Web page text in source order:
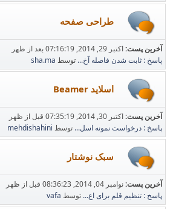
طراحی صفحه
آخرین پست:اکتبر 29, 2014, 07:16:19 بعد از ظهر
پاسخ : ثابت شدن فاصله آخ... توسط sha.ma
اسلاید Beamer
آخرین پست:اکتبر 30, 2014, 07:35:19 قبل از ظهر
پاسخ : درخواست نمونه اسل... توسط mehdishahini
سبک نوشتار
آخرین پست:نوامبر 04, 2014, 08:36:23 قبل از ظهر
پاسخ : تنظیم قلم برای اع... توسط vafa